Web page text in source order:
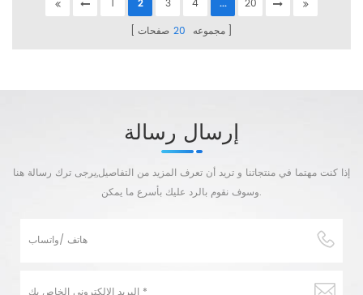
1 2 3 4 ...
20
مجموعه 20 صفحات
إرسال رسالة
إذا كنت مهتما في منتجاتنا و تريد أن تعرف المزيد من التفاصيل,يرجى ترك رسالة هنا
وسوف نقوم بالرد عليك بأسرع ما يمكن.